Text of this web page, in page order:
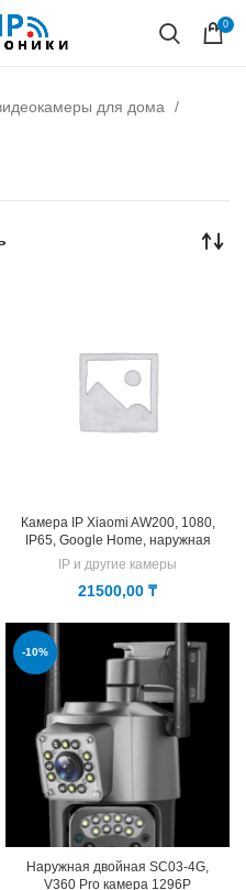
0
для дома
Камера IP Xiaomi AW200, 1080,
IP65, Google Home, наружная
IP и другие камеры
21500,00 ₸
-10%
Наружная двойная SC03-4G,
V360 Pro камера 1296P